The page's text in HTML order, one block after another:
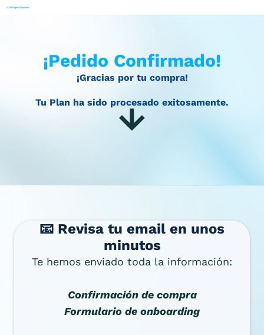
¡Pedido Confirmado!
¡Gracias por tu compra!
Tu Plan ha sido procesado exitosamente.
📧 Revisa tu email en unos
minutos
Te hemos enviado toda la información:
Confirmación de compra
Formulario de onboarding